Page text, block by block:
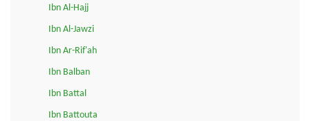
Ibn Al-Hajj
Ibn Al-Jawzi
Ibn Ar-Rif'ah
Ibn Balban
Ibn Battal
Ibn Battouta